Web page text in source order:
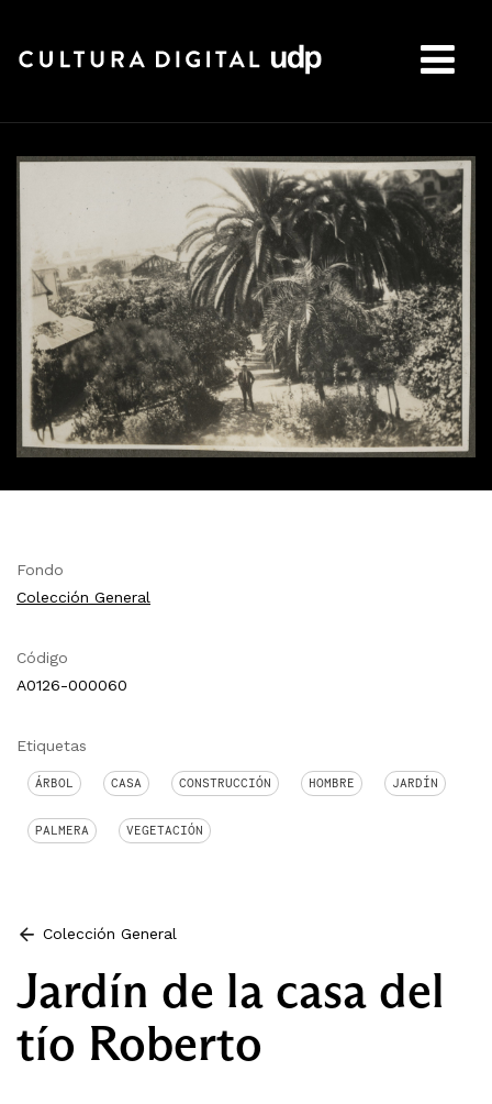
Fondo
Colección General
Código
A0126-000060
Etiquetas
ÁRBOL CASA CONSTRUCCIÓN HOMBRE JARDÍN
PALMERA VEGETACIÓN
Colección General
Jardín de la casa del
tío Roberto